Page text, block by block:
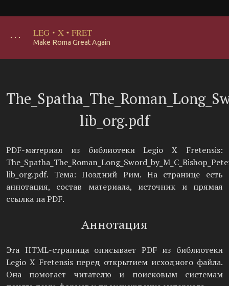
･･･ LEG · X · FRET
Make Roma Great Again
lib_org.pdf
PDF-материал из библиотеки Legio X Fretensis:
lib_org.pdf. Тема: Поздний Рим. На странице есть
аннотация, состав материала, источник и прямая
ссылка на PDF.
Аннотация
Эта HTML-страница описывает PDF из библиотеки
Legio X Fretensis перед открытием исходного файла.
Она помогает читателю и поисковым системам